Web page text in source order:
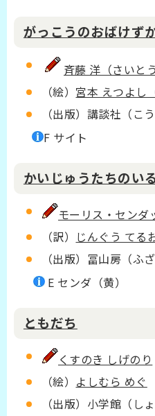
がっこうのおばけず
斉藤 洋（さいと
（絵） 宮本 えつよし
（出版）講談社（こ
F サイト
かいじゅうたちのい
モーリス・センダ
（訳） じんぐう てる
（出版）冨山房（ふ
E センダ（黄）
ともだち
くすのき しげのり
（絵） よしむら めぐ
（出版）小学館（し